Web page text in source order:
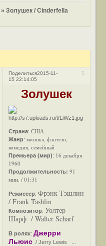
»Золушек / Cinderfella
Поделиться 1
2015-11-
15 22:14:05
Золушек
Страна:США
Жанр:мюзикл, фэнтези,
комедия, семейный
Премьера (мир): 16 декабря
1960
Продолжительность:91
мин. / 01:31
Режиссер:Фрэнк Тэшлин
/ Frank Tashlin
Композитор: Уолтер
Шарф / Walter Scharf
В ролях:Джерри
Льюис / Jerry Lewis ...